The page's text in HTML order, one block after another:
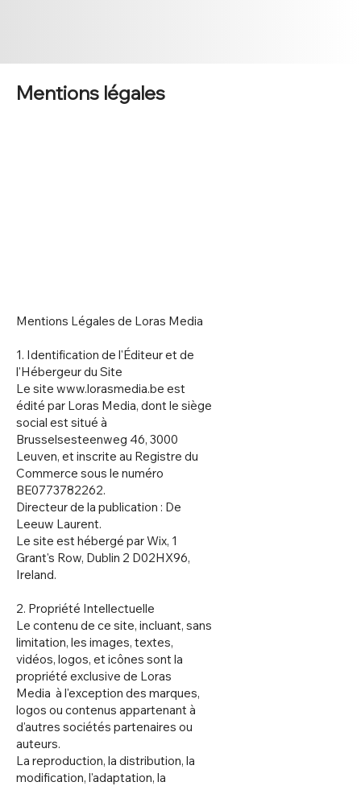
Mentions légales
Mentions Légales de Loras Media
1. Identification de l'Éditeur et de
l'Hébergeur du Site
Le site www.lorasmedia.be est
édité par Loras Media, dont le siège
social est situé à
Brusselsesteenweg 46, 3000
Leuven, et inscrite au Registre du
Commerce sous le numéro
BE0773782262.
Directeur de la publication : De
Leeuw Laurent.
Le site est hébergé par Wix, 1
Grant's Row, Dublin 2 D02HX96,
Ireland.
2. Propriété Intellectuelle
Le contenu de ce site, incluant, sans
limitation, les images, textes,
vidéos, logos, et icônes sont la
propriété exclusive de Loras
Media à l'exception des marques,
logos ou contenus appartenant à
d'autres sociétés partenaires ou
auteurs.
La reproduction, la distribution, la
modification, l'adaptation, la